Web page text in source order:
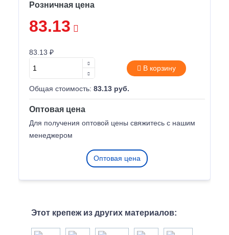
Розничная цена
83.13
83.13 ₽
В корзину
Общая стоимость: 83.13 руб.
Оптовая цена
Для получения оптовой цены свяжитесь с нашим
менеджером
Оптовая цена
Этот крепеж из других материалов: